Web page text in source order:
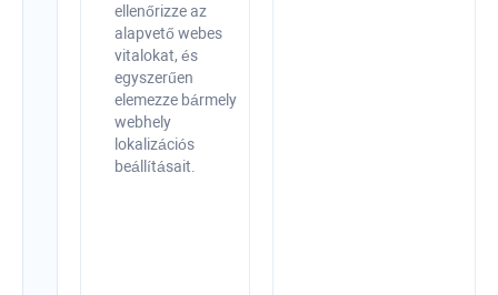
webhelyét,
ellenőrizze az
alapvető webes
vitalokat, és
egyszerűen
elemezze bármely
webhely
lokalizációs
beállításait.